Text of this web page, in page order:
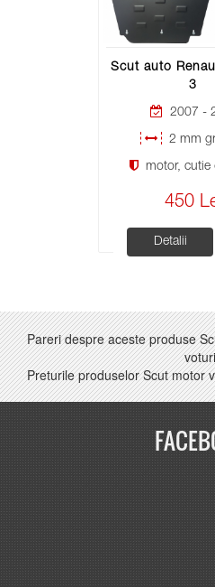
Scut auto
3
2007 -
2 mm
motor, cutie
450
Detalii
Pareri despre aceste produse
Preturile produselor Scut motor